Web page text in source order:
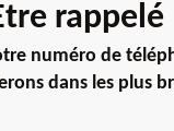
rappelé
numéro de
dans les plus